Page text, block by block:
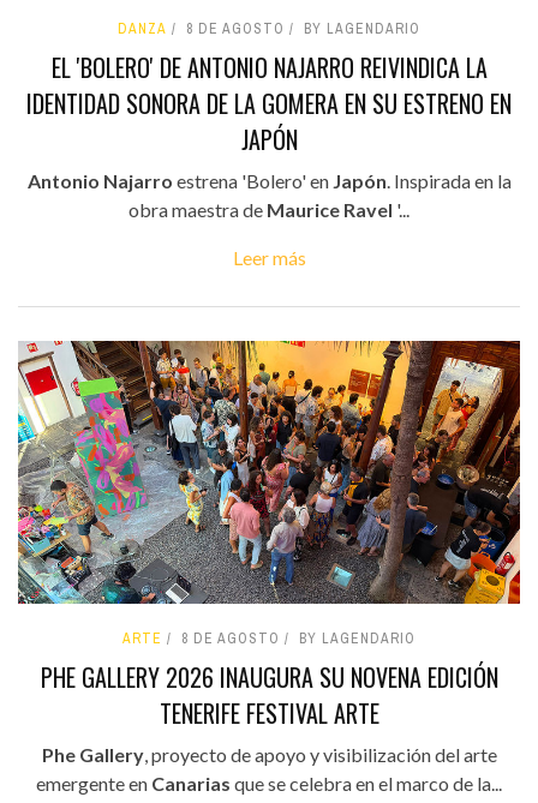
DANZA 8 DE AGOSTO BY LAGENDARIO
EL 'BOLERO' DE ANTONIO NAJARRO REIVINDICA LA
IDENTIDAD SONORA DE LA GOMERA EN SU ESTRENO EN
JAPÓN
Antonio Najarro estrena 'Bolero' en Japón . Inspirada en la
obra maestra de Maurice Ravel '...
Leer más
ARTE 8 DE AGOSTO BY LAGENDARIO
PHE GALLERY 2026 INAUGURA SU NOVENA EDICIÓN
TENERIFE FESTIVAL ARTE
Phe Gallery, proyecto de apoyo y visibilización del arte
emergente en Canarias que se celebra en el marco de la...